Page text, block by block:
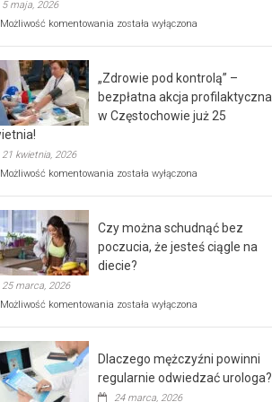
5 maja, 2026
Możliwość komentowania Rusza
rehabilitacji
dla
seniorów!
została wyłączona
„Zdrowie pod kontrolą” –
bezpłatna akcja profilaktyczna
w Częstochowie już 25
21 kwietnia, 2026
Możliwość komentowania „Zdrowie
bezpłatna
akcja
profilaktyczna
w
już
kwietnia!
została wyłączona
Czy można schudnąć bez
poczucia, że jesteś ciągle na
diecie?
25 marca, 2026
Możliwość komentowania Czy
poczucia,
że
została wyłączona
Dlaczego mężczyźni powinni
regularnie odwiedzać urologa?
24 marca, 2026